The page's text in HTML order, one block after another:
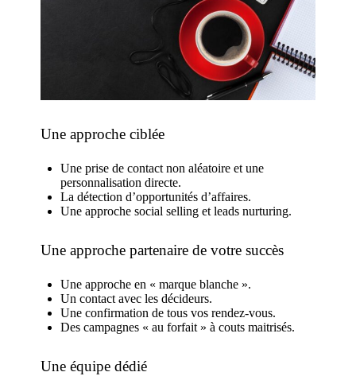
Une approche ciblée
Une prise de contact non aléatoire et une
personnalisation directe.
La détection d’opportunités d’affaires.
Une approche social selling et leads nurturing.
Une approche partenaire de votre succès
Une approche en « marque blanche ».
Un contact avec les décideurs.
Une confirmation de tous vos rendez-vous.
Des campagnes « au forfait » à couts maitrisés.
Une équipe dédié